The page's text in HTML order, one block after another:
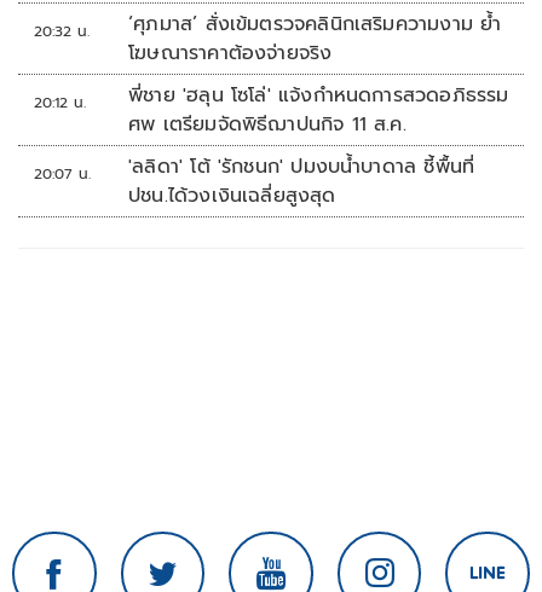
20:32 น.
‘ศุภมาส’ สั่งเข้มตรวจคลินิกเสริมความงาม ย้ำ
โฆษณาราคาต้องจ่ายจริง
20:12 น.
พี่ชาย 'ฮลุน โซโล่' แจ้งกำหนดการสวดอภิธรรม
ศพ เตรียมจัดพิธีฌาปนกิจ 11 ส.ค.
20:07 น.
'ลลิดา' โต้ 'รักชนก' ปมงบน้ำบาดาล ชี้พื้นที่
ปชน.ได้วงเงินเฉลี่ยสูงสุด